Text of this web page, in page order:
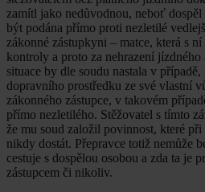
zamítl jako nedůvodnou, neboť dospěl
být podána přímo proti nezletilé
zákonné zástupkyni – matce, která s
kontroly a proto za nehrazení jízdného
situace by dle soudu nastala v
dopravního prostředku ze své vlastní
zákonného zástupce, v takovém
přímo nezletilého. Stěžovatel s tímto
že mu soud založil povinnost, které
nikdy dostát. Přepravce totiž nemůže
cestuje s dospělou osobou a zda ta je
zástupcem či nikoliv.